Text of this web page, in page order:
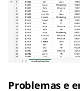
Problemas e